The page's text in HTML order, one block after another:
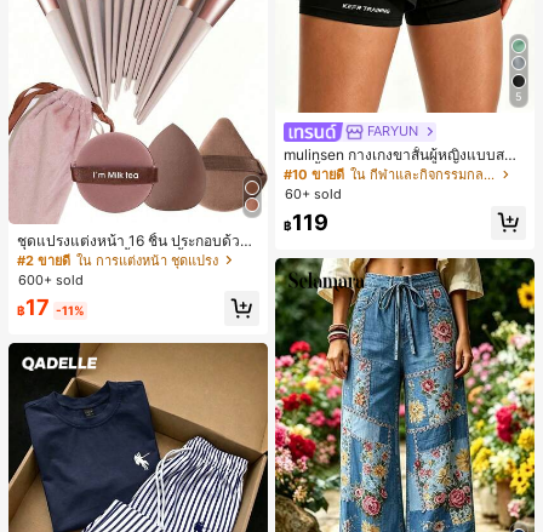
ชุดแปรงแต่งหน้า 16 ชิ้น ประกอบด้วยแ
ปรงแต่งหน้า 13 ชิ้น, ฟองน้ำแต่งหน้ารู
ปหยดน้ำ 1 ชิ้น, แปรงแป้งรองพื้นกลม 1
1 ชิ้น - ชุดคลาสสิก ทำจากขนสังเคราะ
หญิงและเด็กผู้หญิง เหมาะสำหรับฤดูใบ
ไม้ร่วงและฤดูหนาว
#2 ขายดี ใน การแต่งหน้า ชุดแปรง
600+ sold
฿17 -11%
5
FARYUN
mulinsen กางเกงขาสั้นผู้หญิงแบบสบา
ยๆ สีพื้น หลวม อเนกประสงค์ กางเกงขา
สั้นกีฬา 2-In-1 สำหรับวิ่ง ฟิตเนส และก
#10 ขายดี
ใน กีฬาและกิจกรรมกลางแจ้ง
60+ sold
฿119